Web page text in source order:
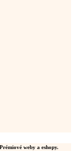
weby a eshopy.